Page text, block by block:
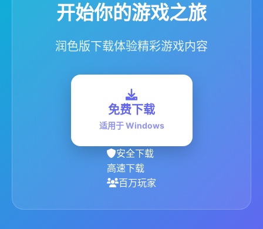
开始你的游戏之旅
润色版下载体验精彩游戏内容
免费下载
适用于 Windows
安全下载
高速下载
百万玩家